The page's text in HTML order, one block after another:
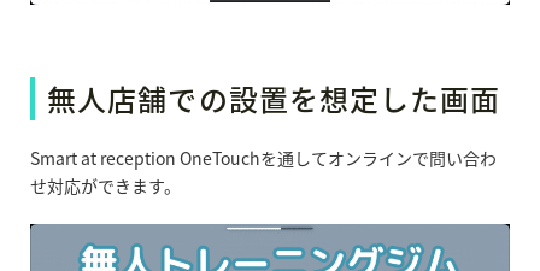
無人店舗での設置を想定した画面
Smart at reception OneTouchを通してオンラインで問い合わ
せ対応ができます。